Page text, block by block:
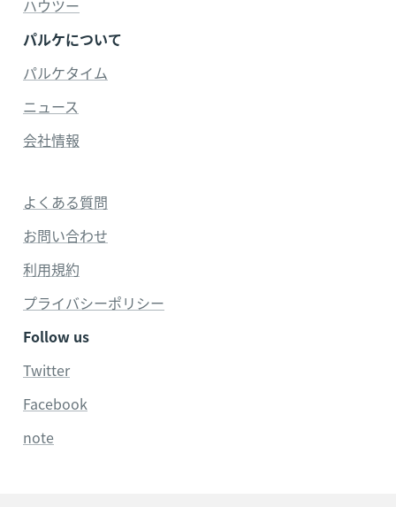
ハウツー
パルケについて
パルケタイム
ニュース
会社情報
よくある質問
お問い合わせ
利用規約
プライバシーポリシー
Follow us
Twitter
Facebook
note